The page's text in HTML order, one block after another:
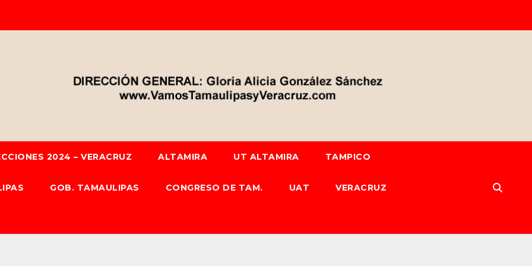
2024 – VERACRUZ ALTAMIRA UT ALTAMIRA TAMPICO
GOB. TAMAULIPAS CONGRESO DE TAM. UAT VERACRUZ